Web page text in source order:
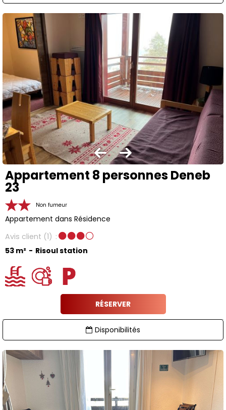
Appartement 8 personnes Deneb
23
Non fumeur
Appartement dans Résidence
Avis client (1)
53 m² Risoul station
RÉSERVER
Disponibilités